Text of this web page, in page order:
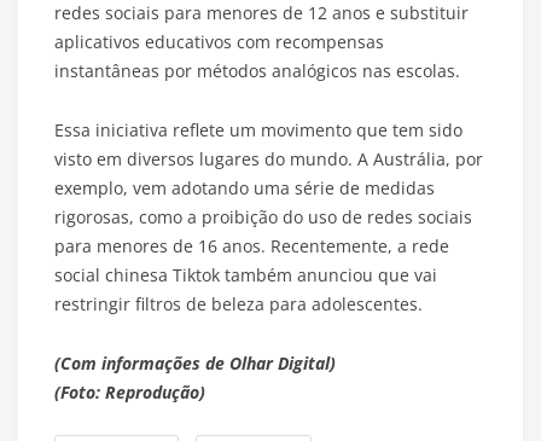
redes sociais para menores de 12 anos e substituir
aplicativos educativos com recompensas
instantâneas por métodos analógicos nas escolas.
Essa iniciativa reflete um movimento que tem sido
visto em diversos lugares do mundo. A Austrália, por
exemplo, vem adotando uma série de medidas
rigorosas, como a proibição do uso de redes sociais
para menores de 16 anos. Recentemente, a rede
social chinesa Tiktok também anunciou que vai
restringir filtros de beleza para adolescentes.
(Com informações de Olhar Digital)
(Foto: Reprodução)